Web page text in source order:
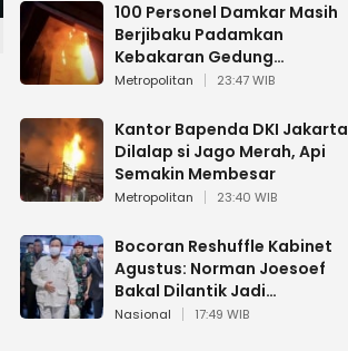
100 Personel Damkar Masih
Berjibaku Padamkan
Kebakaran Gedung
Bapenda DKI
Metropolitan 23:47 WIB
Kantor Bapenda DKI Jakarta
Dilalap si Jago Merah, Api
Semakin Membesar
Metropolitan 23:40 WIB
Bocoran Reshuffle Kabinet
Agustus: Norman Joesoef
Bakal Dilantik Jadi
Wamenhan RI
Nasional 17:49 WIB